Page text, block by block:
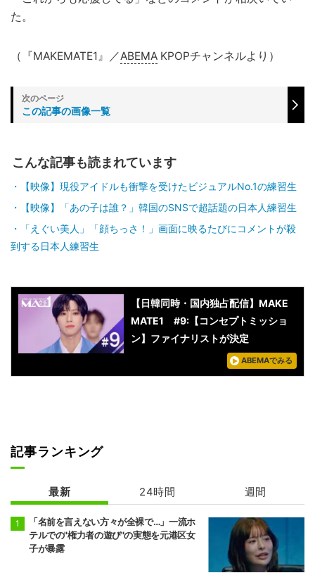
た。
（『MAKEMATE1』／ABEMA KPOPチャンネルより）
この記事の画像一覧
こんな記事も読まれています
【映像】現役アイドルも衝撃を受けたビジュアルNo.1の練習生
【映像】「あの子は誰？」韓国のSNSで超話題の日本人練習生
「えぐい美人」「顔ちっさ！」画面に映るたびにコメントが殺
到する日本人練習生
【日韓同時・国内独占配信】MAKE
MATE1 #9:【コンセプトミッショ
ン】ファイナリストが決定
ABEMAでみる
記事ランキング
最新 24時間 週間
「名前を言えない方々が全裸で…」一流ホ
テルでの"権力者の遊び"の実態を元港区女
子が暴露